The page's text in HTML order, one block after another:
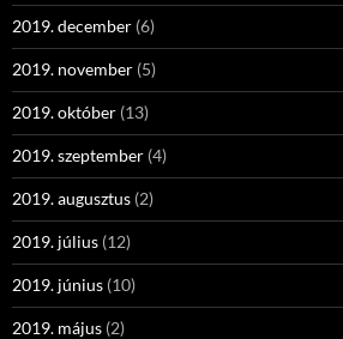
2019. december (6)
2019. november (5)
2019. október (13)
2019. szeptember (4)
2019. augusztus (2)
2019. július (12)
2019. június (10)
2019. május (2)